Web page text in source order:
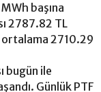
başına
2787.82 TL
ortalama 2710.29
bugün ile
Günlük PTF